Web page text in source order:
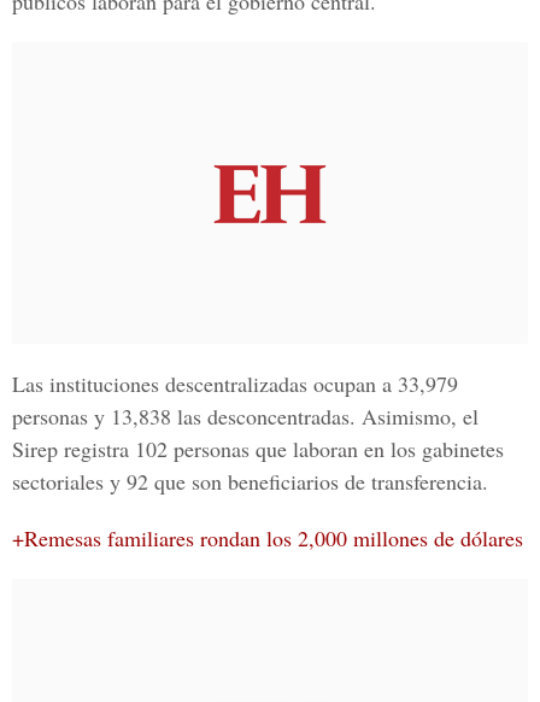
Las instituciones descentralizadas ocupan a 33,979
personas y 13,838 las desconcentradas. Asimismo, el
Sirep registra 102 personas que laboran en los gabinetes
sectoriales y 92 que son beneficiarios de transferencia.
+Remesas familiares rondan los 2,000 millones de dólares